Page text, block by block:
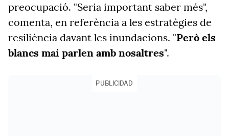
preocupació. "Seria important saber més",
comenta, en referència a les estratègies de
resiliència davant les inundacions. "Però els
blancs mai parlen amb nosaltres".
PUBLICIDAD